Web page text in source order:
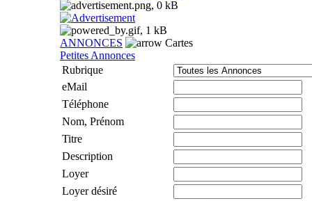
ANNONCES
Cartes
Petites Annonces
Rubrique
eMail
Téléphone
Nom, Prénom
Titre
Description
Loyer
Loyer désiré